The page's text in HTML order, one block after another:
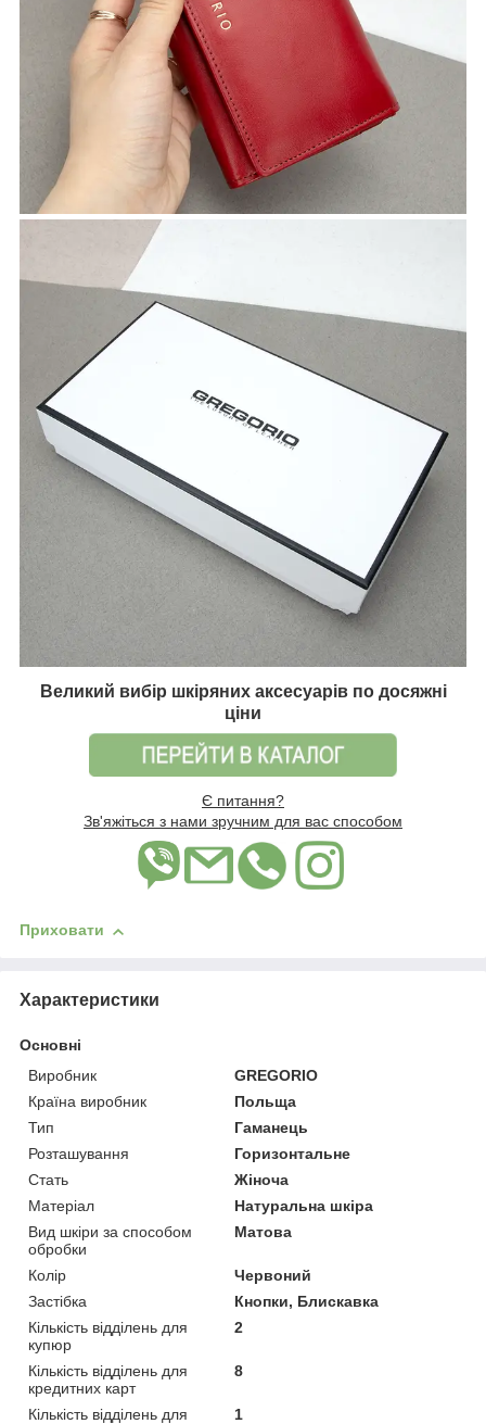
Великий вибір шкіряних аксесуарів по досяжні
ціни
Є питання?
Зв'яжіться з нами зручним для вас способом
Приховати
Характеристики
Основні
Виробник
GREGORIO
Країна виробник
Польща
Тип
Гаманець
Розташування
Горизонтальне
Стать
Жіноча
Матеріал
Натуральна шкіра
Вид шкіри за способом
обробки
Матова
Колір
Червоний
Застібка
Кнопки, Блискавка
Кількість відділень для
купюр
2
Кількість відділень для
кредитних карт
8
Кількість відділень для
1